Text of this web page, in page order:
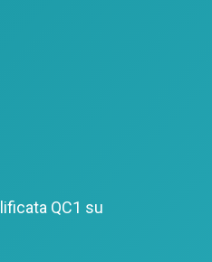
QC1 su